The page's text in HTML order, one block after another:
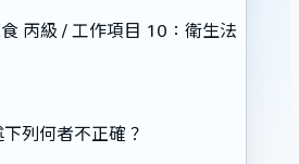
丙級 / 工作項目 10：衛生法
列何者不正確？